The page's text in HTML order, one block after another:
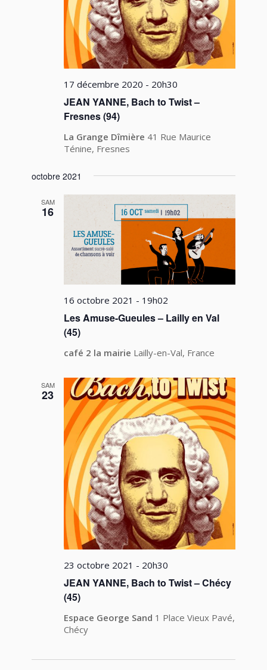
JEAN YANNE, Bach to Twist –
Fresnes (94)
17 décembre 2020 - 20h30
La Grange Dîmière 41 Rue Maurice
Ténine, Fresnes
octobre 2021
SAM
16
Les Amuse-Gueules – Lailly en Val
(45)
16 octobre 2021 - 19h02
café 2 la mairie Lailly-en-Val, France
SAM
23
JEAN YANNE, Bach to Twist – Chécy
(45)
23 octobre 2021 - 20h30
Espace George Sand 1 Place Vieux Pavé,
Chécy